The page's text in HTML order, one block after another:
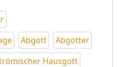
Abgott
Abgötter
Hausgott